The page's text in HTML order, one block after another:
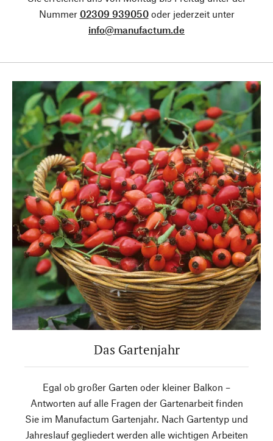
Nummer 02309 939050oder jederzeit unter
info@manufactum.de
Das Gartenjahr
Egal ob großer Garten oder kleiner Balkon –
Antworten auf alle Fragen der Gartenarbeit finden
Sie im Manufactum Gartenjahr. Nach Gartentyp und
Jahreslauf gegliedert werden alle wichtigen Arbeiten